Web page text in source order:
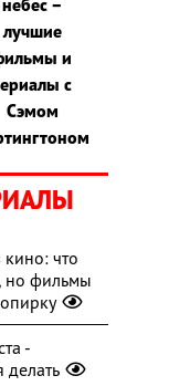
лучшие
и
с
Сэмом
что
но фильмы
-
делать